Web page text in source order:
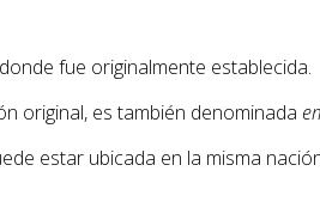
fue originalmente establecida.
original, es también denominada
estar ubicada en la misma